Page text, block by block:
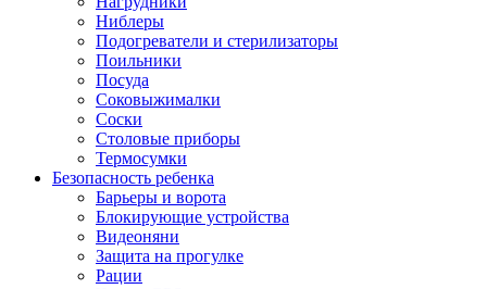
Ниблеры
Подогреватели и стерилизаторы
Поильники
Посуда
Соковыжималки
Соски
Столовые приборы
Термосумки
Безопасность ребенка
Барьеры и ворота
Блокирующие устройства
Видеоняни
Защита на прогулке
Рации